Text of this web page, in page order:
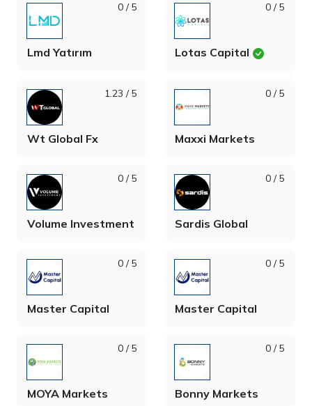
0 / 5
Lmd Yatırım
0 / 5
Lotas Capital
1.23 / 5
Wt Global Fx
0 / 5
Maxxi Markets
0 / 5
Volume Investment
0 / 5
Sardis Global
0 / 5
Master Capital
0 / 5
Master Capital
0 / 5
MOYA Markets
0 / 5
Bonny Markets